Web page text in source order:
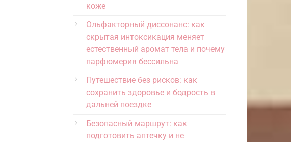
коже
Ольфакторный диссонанс: как
скрытая интоксикация меняет
естественный аромат тела и почему
парфюмерия бессильна
Путешествие без рисков: как
сохранить здоровье и бодрость в
дальней поездке
Безопасный маршрут: как
подготовить аптечку и не